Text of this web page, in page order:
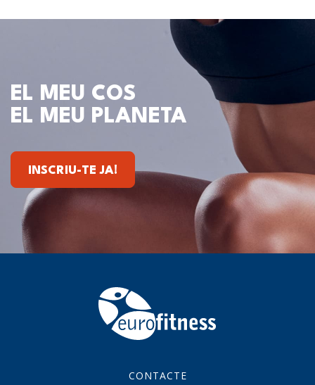
EL MEU COS
EL MEU PLANETA
INSCRIU-TE JA!
CONTACTE